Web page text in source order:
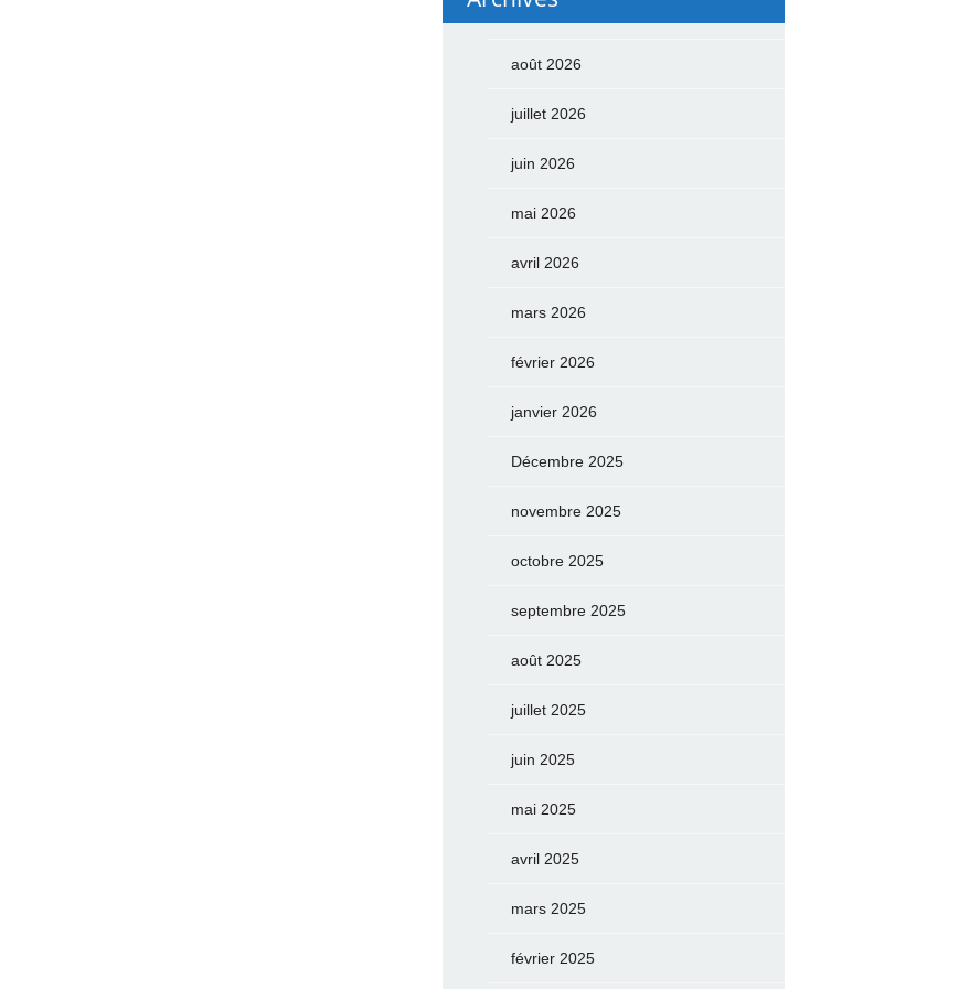
août 2026
juillet 2026
juin 2026
mai 2026
avril 2026
mars 2026
février 2026
janvier 2026
Décembre 2025
novembre 2025
octobre 2025
septembre 2025
août 2025
juillet 2025
juin 2025
mai 2025
avril 2025
mars 2025
février 2025